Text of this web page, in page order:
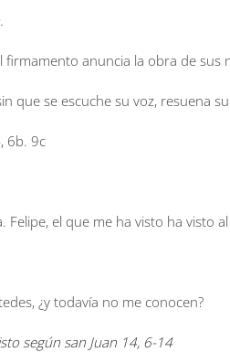
firmamento anuncia la obra de
que se escuche su voz, resuena
6b. 9c
Felipe, el que me ha visto ha visto
¿y todavía no me conocen?
según san Juan 14, 6-14